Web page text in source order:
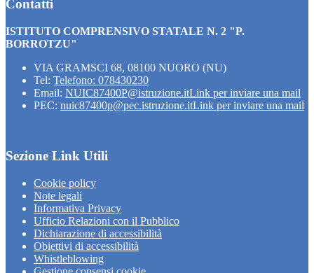
Contatti
ISTITUTO COMPRENSIVO STATALE N. 2 "P.
BORROTZU"
VIA GRAMSCI 68, 08100 NUORO (NU)
Tel: Telefono: 078430230
Email: NUIC87400P@istruzione.itLink per inviare una mail
PEC: nuic87400p@pec.istruzione.itLink per inviare una mail
Sezione Link Utili
Cookie policy
Note legali
Informativa Privacy
Ufficio Relazioni con il Pubblico
Dichiarazione di accessibilità
Obiettivi di accessibilità
Whistleblowing